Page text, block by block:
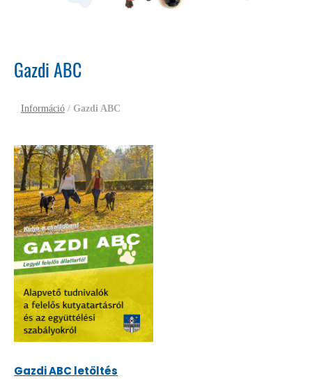
Gazdi ABC
Információ / Gazdi ABC
Gazdi ABC letöltés